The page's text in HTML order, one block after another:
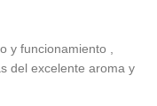
y funcionamiento ,
del excelente aroma y